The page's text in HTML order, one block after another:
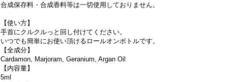
合成保存料・合成香料等は一切使用しておりません。
【使い方】
手首にクルクルっと回し付けてください。
いつでも簡単にお使い頂けるロールオンボトルです。
【全成分】
Cardamon, Marjoram, Geranium, Argan Oil
【内容量】
5ml